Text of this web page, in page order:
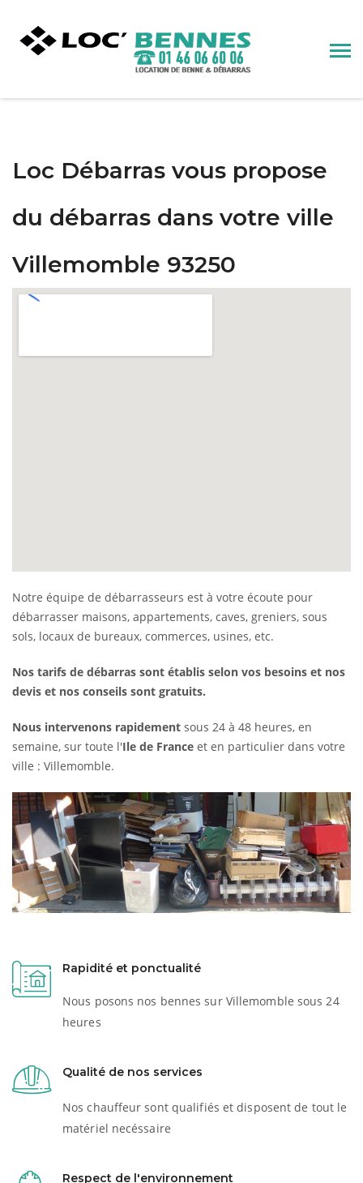
Loc Débarras vous propose
du débarras dans votre ville
Villemomble 93250
Notre équipe de débarrasseurs est à votre écoute pour
débarrasser maisons, appartements, caves, greniers, sous
sols, locaux de bureaux, commerces, usines, etc.
Nos tarifs de débarras sont établis selon vos besoins et nos
devis et nos conseils sont gratuits.
Nous intervenons rapidement sous 24 à 48 heures, en
semaine, sur toute l'Ile de France et en particulier dans votre
ville : Villemomble.
Rapidité et ponctualité
Nous posons nos bennes sur Villemomble sous 24
heures
Qualité de nos services
Nos chauffeur sont qualifiés et disposent de tout le
matériel necéssaire
Respect de l'environnement